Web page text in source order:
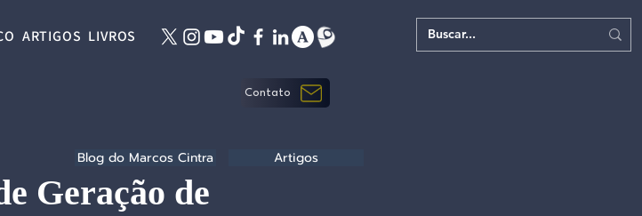
ARTIGOS LIVROS
Contato
Geração de
Blog do Marcos Cintra Artigos